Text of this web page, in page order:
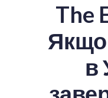
The
Якщо
в